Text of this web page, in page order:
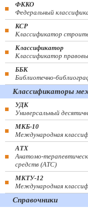
ФККО
Федеральный
КСР
Классификатор
Классификатор
Классификатор
ББК
Библиотечно-
Классификаторы
УДК
Универсальный
МКБ-10
Международная
АТХ
Анатомо-
средств (ATC)
МКТУ-12
Международная
Справочники